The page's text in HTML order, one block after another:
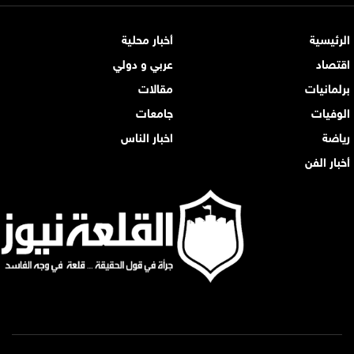
الرئيسية
أخبار محلية
اقتصاد
عربي و دولي
برلمانيات
مقالات
الوفيات
جامعات
رياضة
اخبار الناس
أخبار الفن